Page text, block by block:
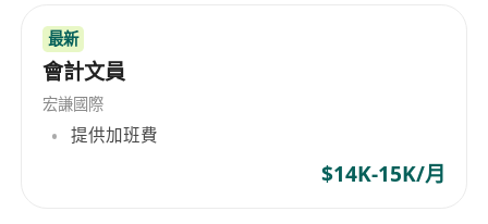
最新
會計文員
宏謙國際
提供加班費
$14K-15K/月